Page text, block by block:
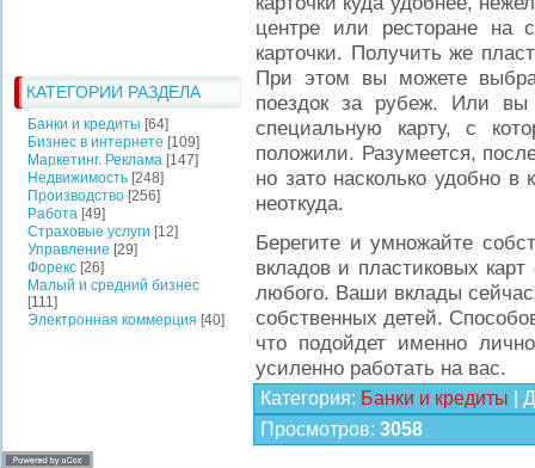
КАТЕГОРИИ РАЗДЕЛА
Банки и кредиты [64]
Бизнес в интернете [109]
Маркетинг. Реклама [147]
Недвижимость [248]
Производство [256]
Работа [49]
Страховые услуги [12]
Управление [29]
Форекс [26]
Малый и средний бизнес
[111]
Электронная коммерция [40]
центре или ресторане на
карточки. Получить же
При этом вы можете
поездок за рубеж. Или вы
специальную карту, с
положили. Разумеется,
но зато насколько удобно в
неоткуда.
Берегите и умножайте
вкладов и пластиковых
любого. Ваши вклады сейчас
собственных детей.
что подойдет именно
усиленно работать на вас.
Категория: Банки и кредиты
Просмотров: 3058